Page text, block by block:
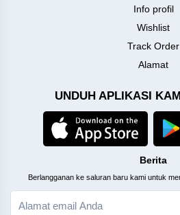
Info profil
Wishlist
Track Order
Alamat
UNDUH APLIKASI
Berita
Berlangganan ke saluran baru kami untuk